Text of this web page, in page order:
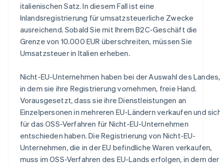
italienischen Satz. In diesem Fall ist eine
Inlandsregistrierung für umsatzsteuerliche Zwecke
ausreichend. Sobald Sie mit Ihrem B2C-Geschäft die
Grenze von 10.000 EUR überschreiten, müssen Sie
Umsatzsteuer in Italien erheben.
Nicht-EU-Unternehmen haben bei der Auswahl des Landes,
in dem sie ihre Registrierung vornehmen, freie Hand.
Vorausgesetzt, dass sie ihre Dienstleistungen an
Einzelpersonen in mehreren EU-Ländern verkaufen und
für das OSS-Verfahren für Nicht-EU-Unternehmen
entschieden haben. Die Registrierung von Nicht-EU-
Unternehmen, die in der EU befindliche Waren verkaufen,
muss im OSS-Verfahren des EU-Lands erfolgen, in dem der